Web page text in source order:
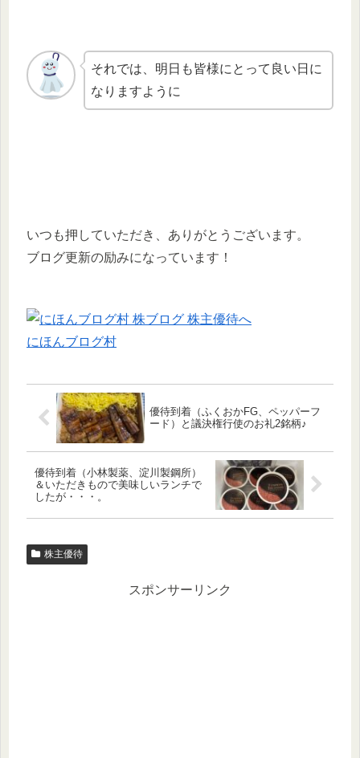
それでは、明日も皆様にとって良い日に
なりますように
いつも押していただき、ありがとうございます。
ブログ更新の励みになっています！
にほんブログ村
優待到着（ふくおかFG、ペッパーフ
ード）と議決権行使のお礼2銘柄♪
優待到着（小林製薬、淀川製鋼所）
＆いただきもので美味しいランチで
したが・・・。
株主優待
スポンサーリンク